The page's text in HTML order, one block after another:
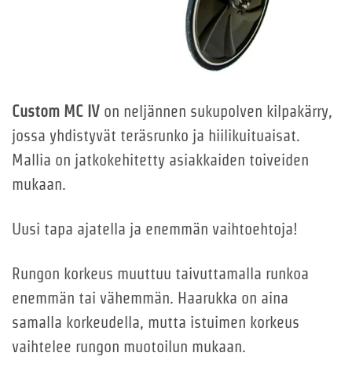
Custom MC IV on neljännen sukupolven kilpakärry,
jossa yhdistyvät teräsrunko ja hiilikuituaisat.
Mallia on jatkokehitetty asiakkaiden toiveiden
mukaan.
Uusi tapa ajatella ja enemmän vaihtoehtoja!
Rungon korkeus muuttuu taivuttamalla runkoa
enemmän tai vähemmän. Haarukka on aina
samalla korkeudella, mutta istuimen korkeus
vaihtelee rungon muotoilun mukaan.